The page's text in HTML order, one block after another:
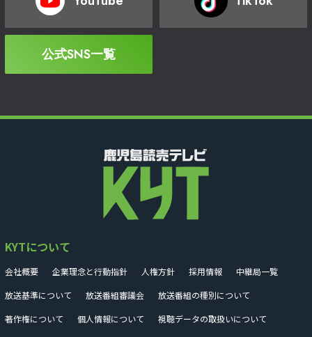
公式SNS一覧
KYTについて
会社概要 企業理念と行動指針 人権方針 採用情報
中継局一覧
放送基準について
放送番組審議会
放送番組の種別について
著作権について
個人情報について
視聴データの取扱いについて